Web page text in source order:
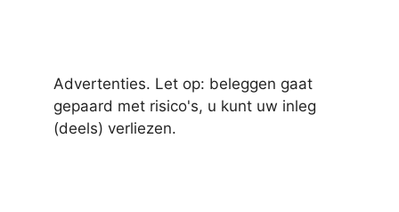
Advertenties. Let op: beleggen gaat
gepaard met risico's, u kunt uw inleg
(deels) verliezen.